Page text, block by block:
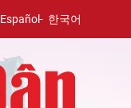
Español 한국어